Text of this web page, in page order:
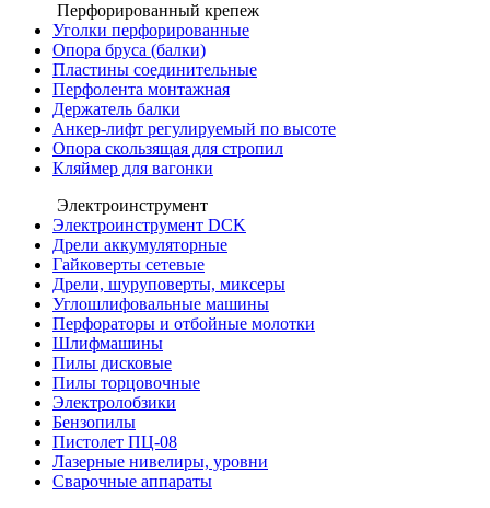
Перфорированный крепеж
Уголки перфорированные
Опора бруса (балки)
Пластины соединительные
Перфолента монтажная
Держатель балки
Анкер-лифт регулируемый по высоте
Опора скользящая для стропил
Кляймер для вагонки
Электроинструмент
Электроинструмент DCK
Дрели аккумуляторные
Гайковерты сетевые
Дрели, шуруповерты, миксеры
Углошлифовальные машины
Перфораторы и отбойные молотки
Шлифмашины
Пилы дисковые
Пилы торцовочные
Электролобзики
Бензопилы
Пистолет ПЦ-08
Лазерные нивелиры, уровни
Сварочные аппараты